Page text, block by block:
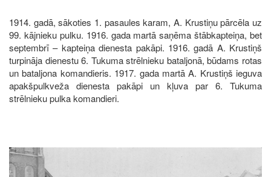
1914. gadā, sākoties 1. pasaules karam, A. Krustiņu pārcēla uz
99. kājnieku pulku. 1916. gada martā saņēma štābkapteiņa, bet
septembrī – kapteiņa dienesta pakāpi. 1916. gadā A. Krustiņš
turpināja dienestu 6. Tukuma strēlnieku bataljonā, būdams rotas
un bataljona komandieris. 1917. gada martā A. Krustiņš ieguva
apakšpulkveža dienesta pakāpi un kļuva par 6. Tukuma
strēlnieku pulka komandieri.
Image